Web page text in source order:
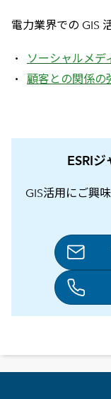
電力業界での GIS
ソーシャルメデ
顧客との関係の
ESRI
GIS活用にご興